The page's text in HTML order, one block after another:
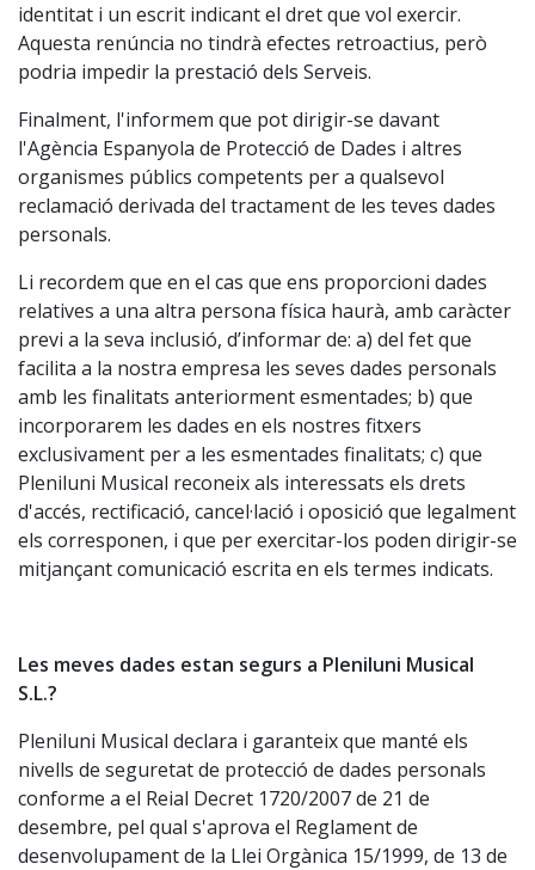
identitat i un escrit indicant el dret que vol exercir.
Aquesta renúncia no tindrà efectes retroactius, però
podria impedir la prestació dels Serveis.
Finalment, l'informem que pot dirigir-se davant
l'Agència Espanyola de Protecció de Dades i altres
organismes públics competents per a qualsevol
reclamació derivada del tractament de les teves dades
personals.
Li recordem que en el cas que ens proporcioni dades
relatives a una altra persona física haurà, amb caràcter
previ a la seva inclusió, d’informar de: a) del fet que
facilita a la nostra empresa les seves dades personals
amb les finalitats anteriorment esmentades; b) que
incorporarem les dades en els nostres fitxers
exclusivament per a les esmentades finalitats; c) que
Pleniluni Musical reconeix als interessats els drets
d'accés, rectificació, cancel·lació i oposició que legalment
els corresponen, i que per exercitar-los poden dirigir-se
mitjançant comunicació escrita en els termes indicats.
Les meves dades estan segurs a Pleniluni Musical
S.L.?
Pleniluni Musical declara i garanteix que manté els
nivells de seguretat de protecció de dades personals
conforme a el Reial Decret 1720/2007 de 21 de
desembre, pel qual s'aprova el Reglament de
desenvolupament de la Llei Orgànica 15/1999, de 13 de